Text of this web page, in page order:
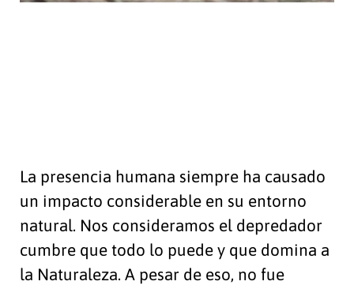
La presencia humana siempre ha causado
un impacto considerable en su entorno
natural. Nos consideramos el depredador
cumbre que todo lo puede y que domina a
la Naturaleza. A pesar de eso, no fue